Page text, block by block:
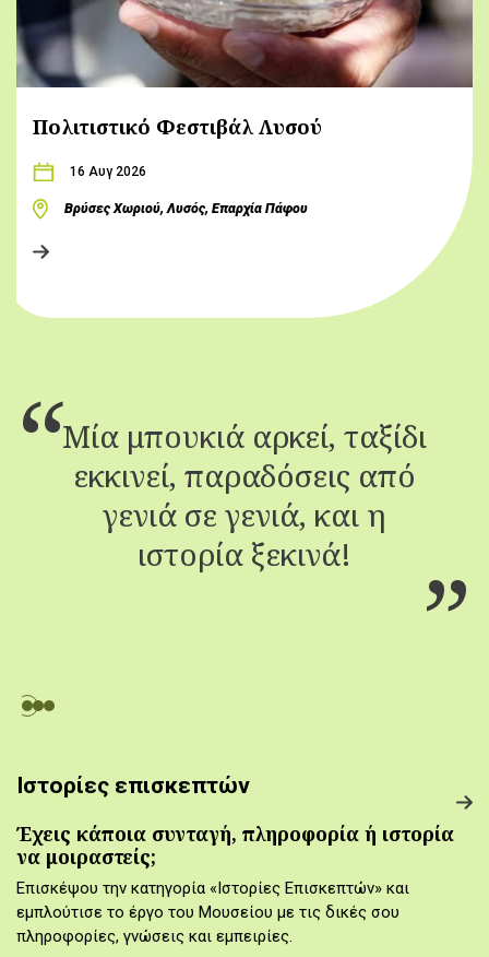
Πολιτιστικό Φεστιβάλ Λυσού
16 Αυγ 2026
Βρύσες Χωριού, Λυσός, Επαρχία Πάφου
Μία μπουκιά αρκεί, ταξίδι
εκκινεί, παραδόσεις από
γενιά σε γενιά, και η
ιστορία ξεκινά!
Ιστορίες επισκεπτών
Έχεις κάποια συνταγή, πληροφορία ή ιστορία
να μοιραστείς;
Επισκέψου την κατηγορία «Ιστορίες Επισκεπτών» και
εμπλούτισε το έργο του Μουσείου με τις δικές σου
πληροφορίες, γνώσεις και εμπειρίες.